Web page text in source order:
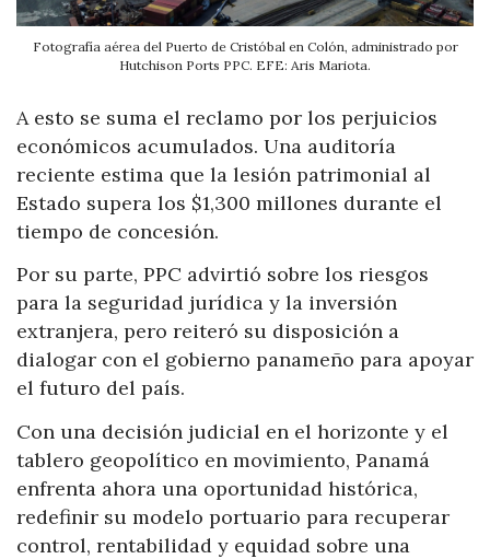
Fotografía aérea del Puerto de Cristóbal en Colón, administrado por
Hutchison Ports PPC. EFE: Aris Mariota.
A esto se suma el reclamo por los perjuicios
económicos acumulados. Una auditoría
reciente estima que la lesión patrimonial al
Estado supera los $1,300 millones durante el
tiempo de concesión.
Por su parte, PPC advirtió sobre los riesgos
para la seguridad jurídica y la inversión
extranjera, pero reiteró su disposición a
dialogar con el gobierno panameño para apoyar
el futuro del país.
Con una decisión judicial en el horizonte y el
tablero geopolítico en movimiento, Panamá
enfrenta ahora una oportunidad histórica,
redefinir su modelo portuario para recuperar
control, rentabilidad y equidad sobre una